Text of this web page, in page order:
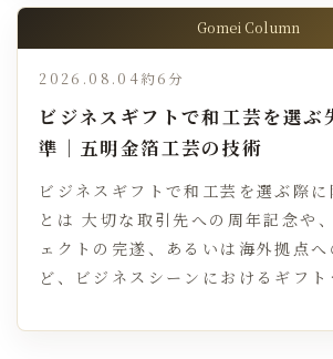
Gomei Column
2026.08.04約6分
ビジネスギフトで和工芸を選ぶ
準｜五明金箔工芸の技術
ビジネスギフトで和工芸を選ぶ際
とは 大切な取引先への周年記念や
ェクトの完遂、あるいは海外拠点
ど、ビジネスシーンにおけるギフ